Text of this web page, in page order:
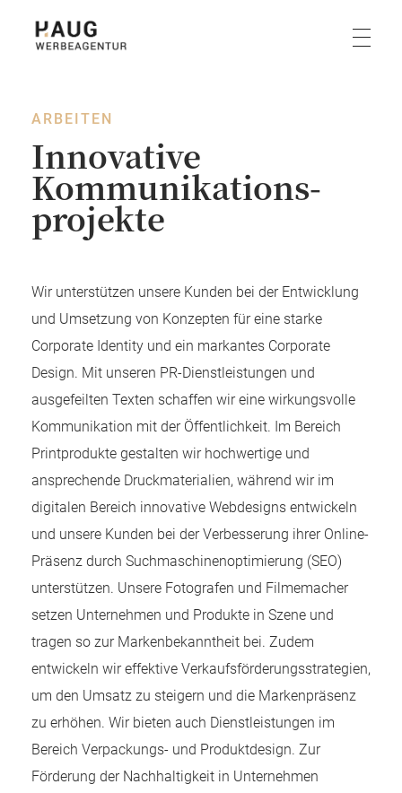
ARBEITEN
Innovative
Kommunikations­
projekte
Wir unterstützen unsere Kunden bei der Entwicklung
und Umsetzung von Konzepten für eine starke
Corporate Identity und ein markantes Corporate
Design. Mit unseren PR-Dienstleistungen und
ausgefeilten Texten schaffen wir eine wirkungsvolle
Kommunikation mit der Öffentlichkeit. Im Bereich
Printprodukte gestalten wir hochwertige und
ansprechende Druckmaterialien, während wir im
digitalen Bereich innovative Webdesigns entwickeln
und unsere Kunden bei der Verbesserung ihrer Online-
Präsenz durch Suchmaschinenoptimierung (SEO)
unterstützen. Unsere Fotografen und Filmemacher
setzen Unternehmen und Produkte in Szene und
tragen so zur Markenbekanntheit bei. Zudem
entwickeln wir effektive Verkaufsförderungsstrategien,
um den Umsatz zu steigern und die Markenpräsenz
zu erhöhen. Wir bieten auch Dienstleistungen im
Bereich Verpackungs- und Produktdesign. Zur
Förderung der Nachhaltigkeit in Unternehmen